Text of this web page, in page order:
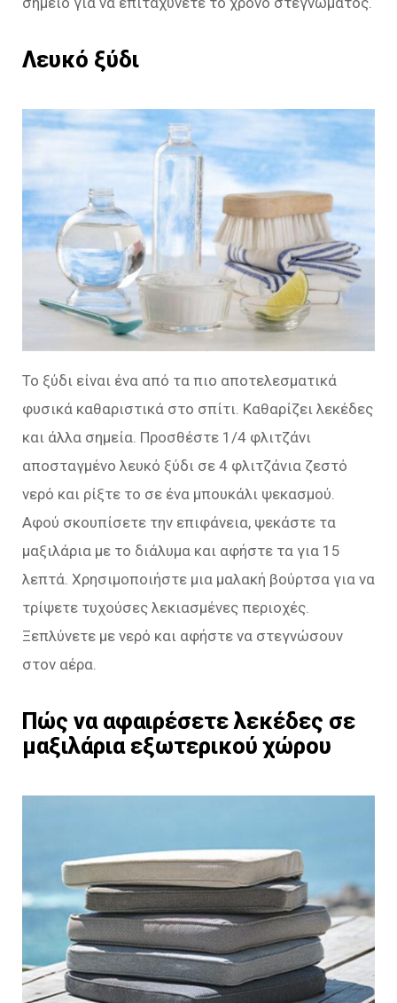
Λευκό ξύδι
Το ξύδι είναι ένα από τα πιο αποτελεσματικά
φυσικά καθαριστικά στο σπίτι. Καθαρίζει λεκέδες
και άλλα σημεία. Προσθέστε 1/4 φλιτζάνι
αποσταγμένο λευκό ξύδι σε 4 φλιτζάνια ζεστό
νερό και ρίξτε το σε ένα μπουκάλι ψεκασμού.
Αφού σκουπίσετε την επιφάνεια, ψεκάστε τα
μαξιλάρια με το διάλυμα και αφήστε τα για 15
λεπτά. Χρησιμοποιήστε μια μαλακή βούρτσα για να
τρίψετε τυχούσες λεκιασμένες περιοχές.
Ξεπλύνετε με νερό και αφήστε να στεγνώσουν
στον αέρα.
Πώς να αφαιρέσετε λεκέδες σε
μαξιλάρια εξωτερικού χώρου